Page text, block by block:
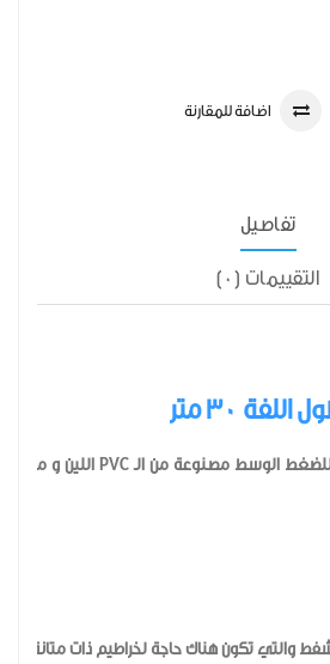
اضافة للمقارنة
تفاصيل
التقييمات (0)
30 متر
والتي تكون هناك حاجة لخراطيم ذات متانة